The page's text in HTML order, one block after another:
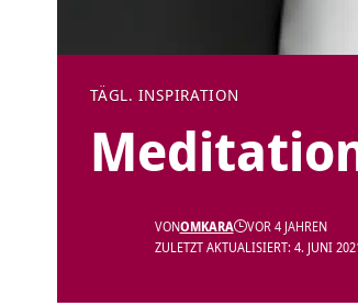
TÄGL. INSPIRATION
ZULETZT AKTUALISIERT: 4. JUNI
VONOMKARA VOR 4 JAHREN